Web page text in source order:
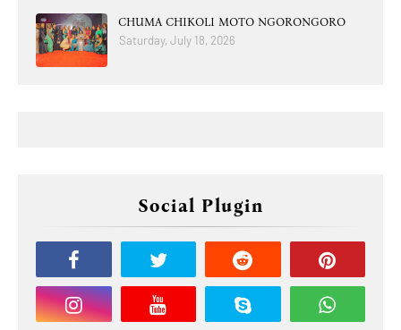
CHUMA CHIKOLI MOTO NGORONGORO
Saturday, July 18, 2026
Social Plugin